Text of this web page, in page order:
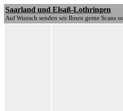
Saarland und Elsaß-Lothringen
Auf Wunsch senden wir Ihnen gerne Scans